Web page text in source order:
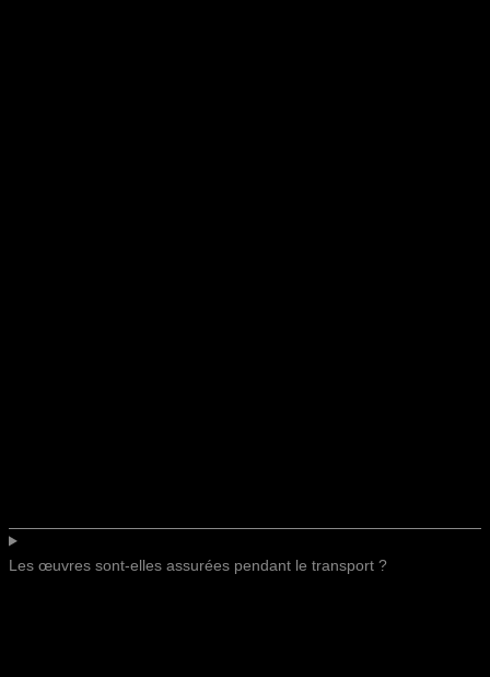
Les œuvres sont-elles assurées pendant le transport ?